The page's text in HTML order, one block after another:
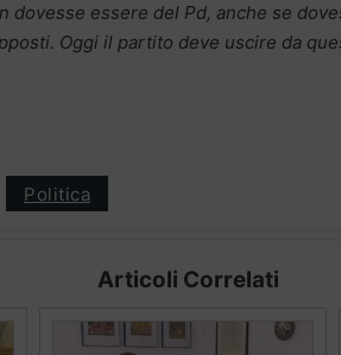
dovesse essere del Pd, anche se
Oggi il partito deve uscire da
Politica
Articoli Correlati